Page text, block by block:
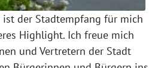
der Stadtempfang für mich
Highlight. Ich freue mich
und Vertretern der Stadt